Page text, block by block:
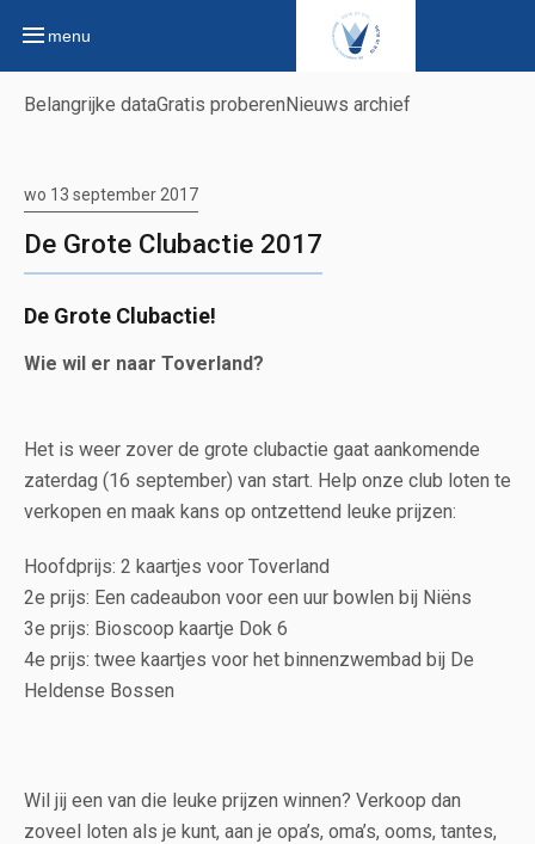
menu
Belangrijke dataGratis proberen Nieuws archief
wo 13 september 2017
De Grote Clubactie 2017
De Grote Clubactie!
Wie wil er naar Toverland?
Het is weer zover de grote clubactie gaat aankomende
zaterdag (16 september) van start. Help onze club loten te
verkopen en maak kans op ontzettend leuke prijzen:
Hoofdprijs: 2 kaartjes voor Toverland
2e prijs: Een cadeaubon voor een uur bowlen bij Niëns
3e prijs: Bioscoop kaartje Dok 6
4e prijs: twee kaartjes voor het binnenzwembad bij De
Heldense Bossen
Wil jij een van die leuke prijzen winnen? Verkoop dan
zoveel loten als je kunt, aan je opa’s, oma’s, ooms, tantes,